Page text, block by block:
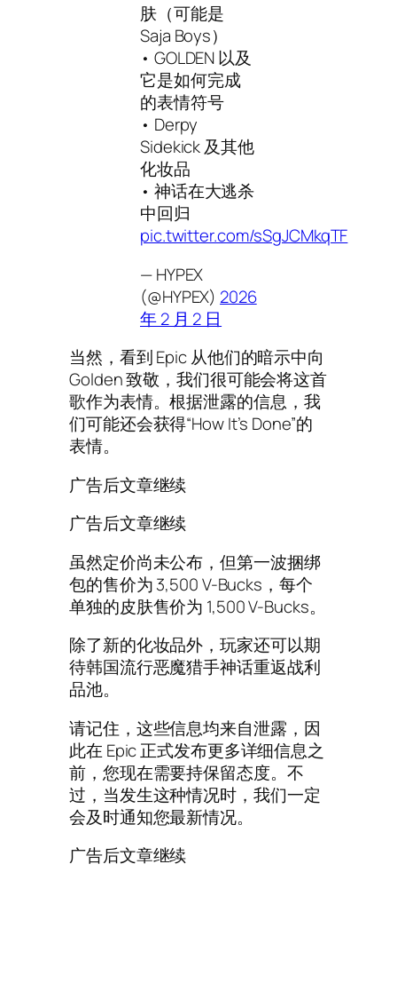
肤（可能是
Saja Boys）
• GOLDEN 以及
它是如何完成
的表情符号
• Derpy
Sidekick 及其他
化妆品
• 神话在大逃杀
中回归
pic.twitter.com/sSgJCMkqTF
— HYPEX
(@HYPEX) 2026
年 2 月 2 日
当然，看到 Epic 从他们的暗示中向
Golden 致敬，我们很可能会将这首
歌作为表情。根据泄露的信息，我
们可能还会获得“How It’s Done”的
表情。
广告后文章继续
广告后文章继续
虽然定价尚未公布，但第一波捆绑
包的售价为 3,500 V-Bucks，每个
单独的皮肤售价为 1,500 V-Bucks。
除了新的化妆品外，玩家还可以期
待韩国流行恶魔猎手神话重返战利
品池。
请记住，这些信息均来自泄露，因
此在 Epic 正式发布更多详细信息之
前，您现在需要持保留态度。不
过，当发生这种情况时，我们一定
会及时通知您最新情况。
广告后文章继续